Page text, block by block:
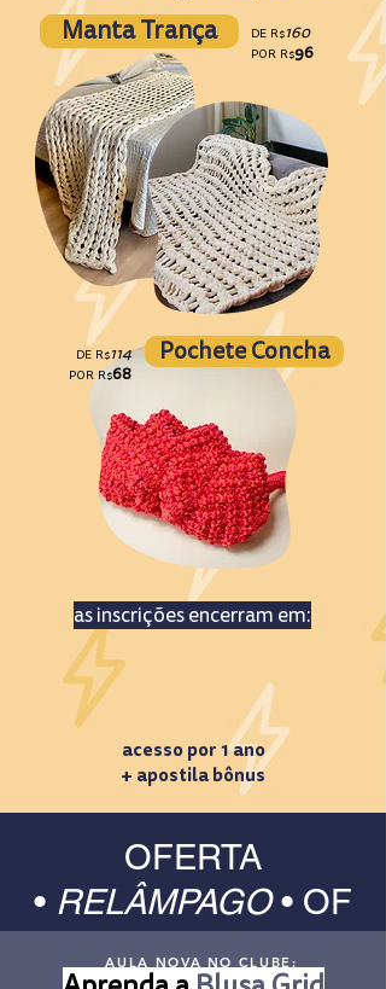
Manta Trança DE R$160
POR R$96
Pochete Concha
DE R$114
POR R$68
as inscrições encerram em:
acesso por 1 ano
+ apostila bônus
OFERTA
• RELÂMPAGO• OF
ERTA
AULA NOVA NO CLUBE: